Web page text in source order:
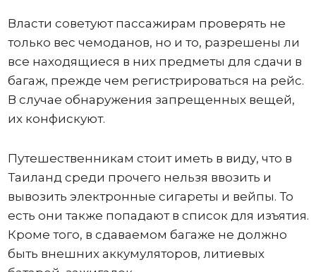
Власти советуют пассажирам проверять не
только вес чемоданов, но и то, разрешены ли
все находящиеся в них предметы для сдачи в
багаж, прежде чем регистрироваться на рейс.
В случае обнаружения запрещенных вещей,
их конфискуют.
Путешественникам стоит иметь в виду, что в
Таиланд среди прочего нельзя ввозить и
вывозить электронные сигареты и вейпы. То
есть они также попадают в список для изъятия.
Кроме того, в сдаваемом багаже не должно
быть внешних аккумуляторов, литиевых